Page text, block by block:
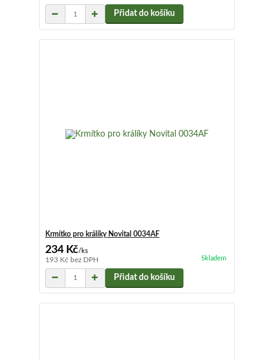
Přidat do košíku
Krmítko pro králíky Novital 0034AF
234 Kč/ks
193 Kč bez DPH Skladem
Přidat do košíku